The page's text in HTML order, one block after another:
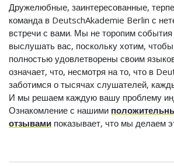
Дружелюбные, заинтересованные,
команда в DeutschAkademie Berlin с
встречи с вами. Мы не торопим события
выслушать вас, поскольку хотим,
полностью удовлетворены своим
означает, что, несмотря на то, что в
заботимся о тысячах слушателей,
И мы решаем каждую вашу проблему
Ознакомление с нашими
отзывами показывает, что мы делаем